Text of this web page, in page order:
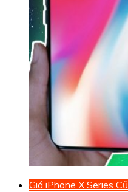
Giá iPhone X Series Cũ